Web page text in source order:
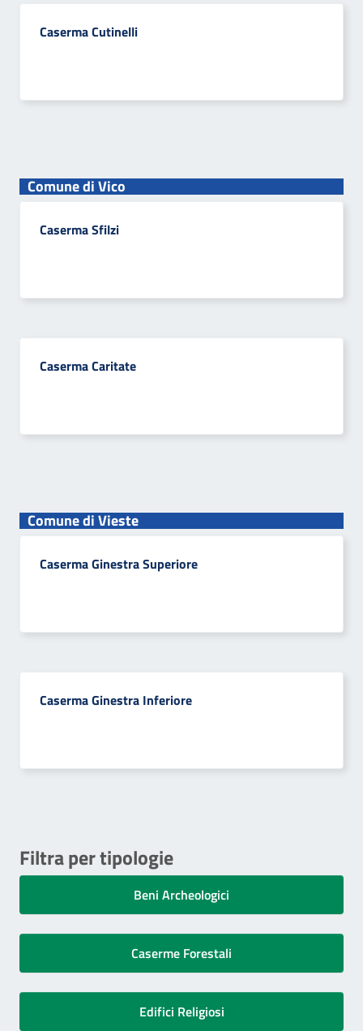
Caserma Cutinelli
Comune di Vico
Caserma Sfilzi
Caserma Caritate
Comune di Vieste
Caserma Ginestra Superiore
Caserma Ginestra Inferiore
Filtra per tipologie
Beni Archeologici
Caserme Forestali
Edifici Religiosi